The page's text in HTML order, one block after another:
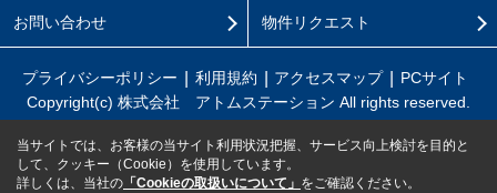
お問い合わせ 物件リクエスト
プライバシーポリシー 利用規約 アクセスマップ
PCサイト
Copyright(c) 株式会社 アトムステーション All rights reserved.
当サイトでは、お客様の当サイト利用状況把握、サービス向上検討を目的と
して、クッキー（Cookie）を使用しています。
詳しくは、当社の 「Cookieの取扱いについて」 をご確認ください。